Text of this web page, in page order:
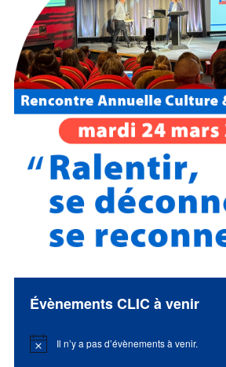
Évènements CLIC à venir
Notice Il n’y a pas d’évènements à venir.